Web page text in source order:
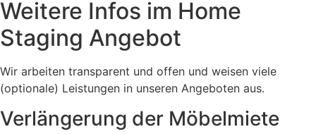
Weitere Infos im Home
Staging Angebot
Wir arbeiten transparent und offen und weisen viele
(optionale) Leistungen in unseren Angeboten aus.
Verlängerung der Möbelmiete